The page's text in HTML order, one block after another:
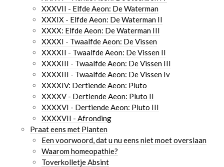
XXXVII - Elfde Aeon: De Waterman
XXXIX - Elfde Aeon: De Waterman II
XXXX: Elfde Aeon: De Waterman III
XXXXI - Twaalfde Aeon: De Vissen
XXXXII - Twaalfde Aeon: De Vissen II
XXXXIII - Twaalfde Aeon: De Vissen III
XXXXIII - Twaalfde Aeon: De Vissen Iv
XXXXIV: Dertiende Aeon: Pluto
XXXXV - Dertiende Aeon: Pluto II
XXXXVI - Dertiende Aeon: Pluto III
XXXXVII - Afronding
Praat eens met Planten
Een voorwoord, dat u nu eens niet moet overslaan
Waarom homeopathie?
Toverkolletje Absint